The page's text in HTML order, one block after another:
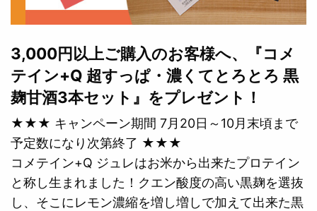
3,000円以上ご購入のお客様へ、『コメ
テイン+Q 超すっぱ・濃くてとろとろ 黒
麹甘酒3本セット』をプレゼント！
★★★ キャンペーン期間 7月20日～10月末頃まで
予定数になり次第終了 ★★★
コメテイン+Q ジュレはお米から出来たプロテイン
と称し生まれました！クエン酸度の高い黒麹を選抜
し、そこにレモン濃縮を増し増しで加えて出来た黒